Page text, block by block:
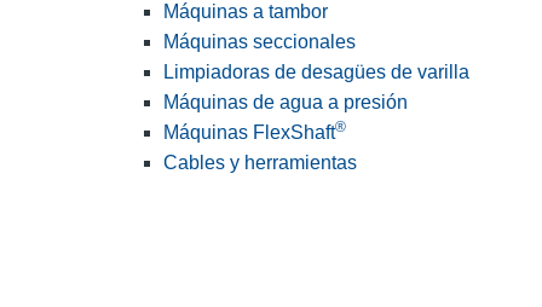
Máquinas a tambor
Máquinas seccionales
Limpiadoras de desagües de varilla
Máquinas de agua a presión
Máquinas FlexShaft®
Cables y herramientas